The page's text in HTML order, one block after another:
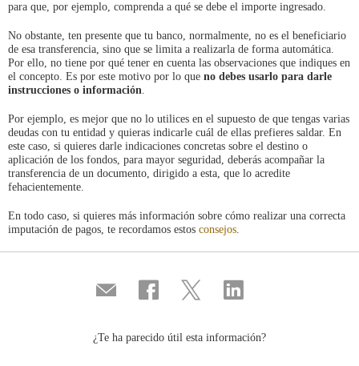
para que, por ejemplo, comprenda a qué se debe el importe ingresado.
No obstante, ten presente que tu banco, normalmente, no es el beneficiario
de esa transferencia, sino que se limita a realizarla de forma automática.
Por ello, no tiene por qué tener en cuenta las observaciones que indiques en
el concepto. Es por este motivo por lo que no debes usarlo para darle
instrucciones o información.
Por ejemplo, es mejor que no lo utilices en el supuesto de que tengas varias
deudas con tu entidad y quieras indicarle cuál de ellas prefieres saldar. En
este caso, si quieres darle indicaciones concretas sobre el destino o
aplicación de los fondos, para mayor seguridad, deberás acompañar la
transferencia de un documento, dirigido a esta, que lo acredite
fehacientemente.
En todo caso, si quieres más información sobre cómo realizar una correcta
imputación de pagos, te recordamos estos consejos.
Compartir
por
Compartir
en
Compartir
en
Compartir
en
¿Te ha parecido útil esta información?